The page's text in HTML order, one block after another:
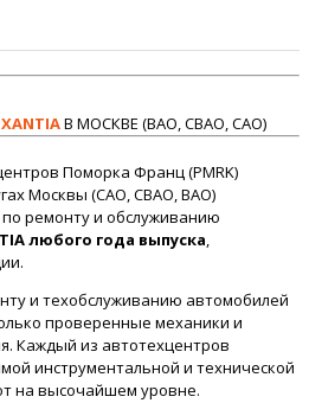
В МОСКВЕ (ВАО, СВАО, САО)
Поморка Франц (PMRK)
Москвы (САО, СВАО, ВАО)
ремонту и обслуживанию
любого года выпуска,
и техобслуживанию автомобилей
проверенные механики и
Каждый из автотехцентров
инструментальной и технической
на высочайшем уровне.